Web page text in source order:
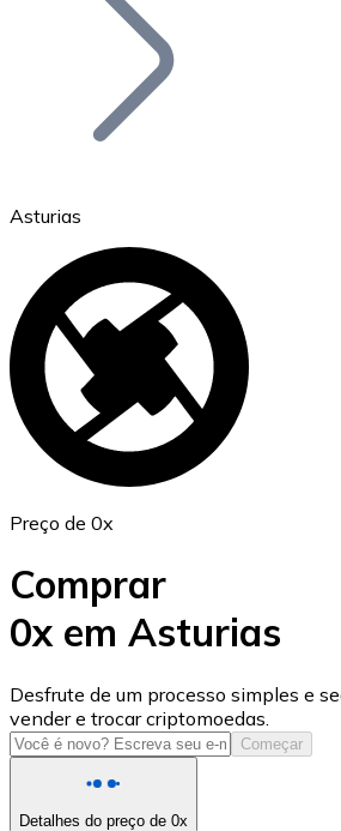
Ethereum
ETH
USD Coin
USDC
Asturias
Preço de 0x
Comprar
0x em Asturias
Desfrute de um processo simples e
vender e trocar criptomoedas.
Começar
Detalhes do preço de 0x